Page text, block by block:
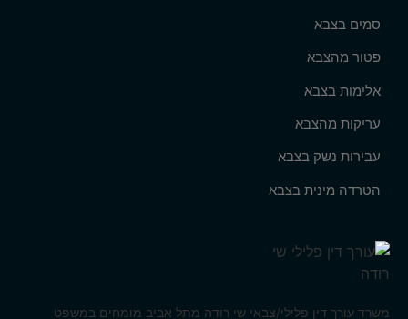
סמים בצבא
פטור מהצבא
אלימות בצבא
עריקות מהצבא
עבירות נשק בצבא
הטרדה מינית בצבא
משרד עורך דין פלילי/צבאי שי רודה מתל אביב מומחים במשפט